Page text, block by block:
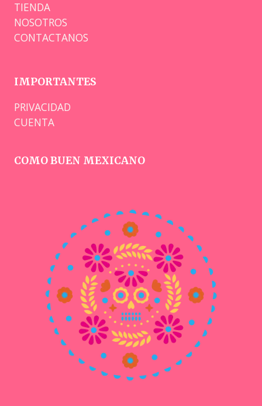
TIENDA
NOSOTROS
CONTACTANOS
IMPORTANTES
PRIVACIDAD
CUENTA
COMO BUEN MEXICANO